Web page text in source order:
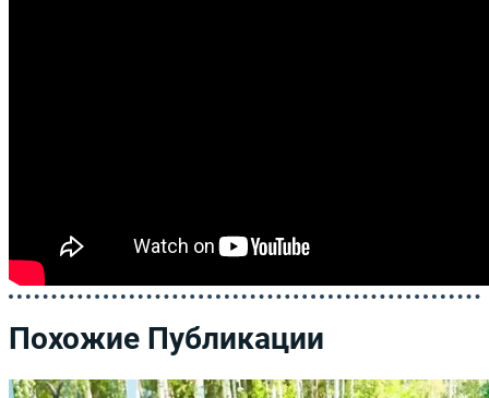
Похожие Публикации